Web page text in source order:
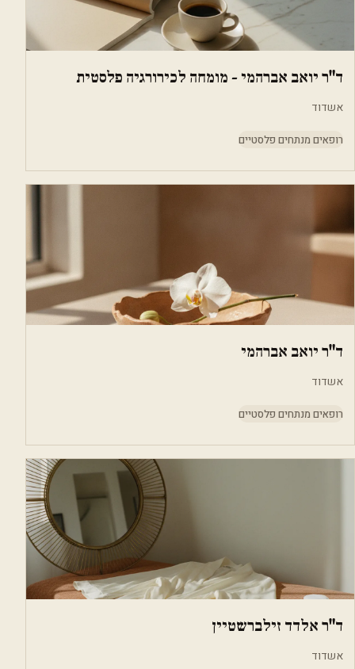
ד"ר יואב אברהמי - מומחה לכירורגיה פלסטית
אשדוד
רופאים מנתחים פלסטיים
ד"ר יואב אברהמי
אשדוד
רופאים מנתחים פלסטיים
ד"ר אלדד זילברשטיין
אשדוד